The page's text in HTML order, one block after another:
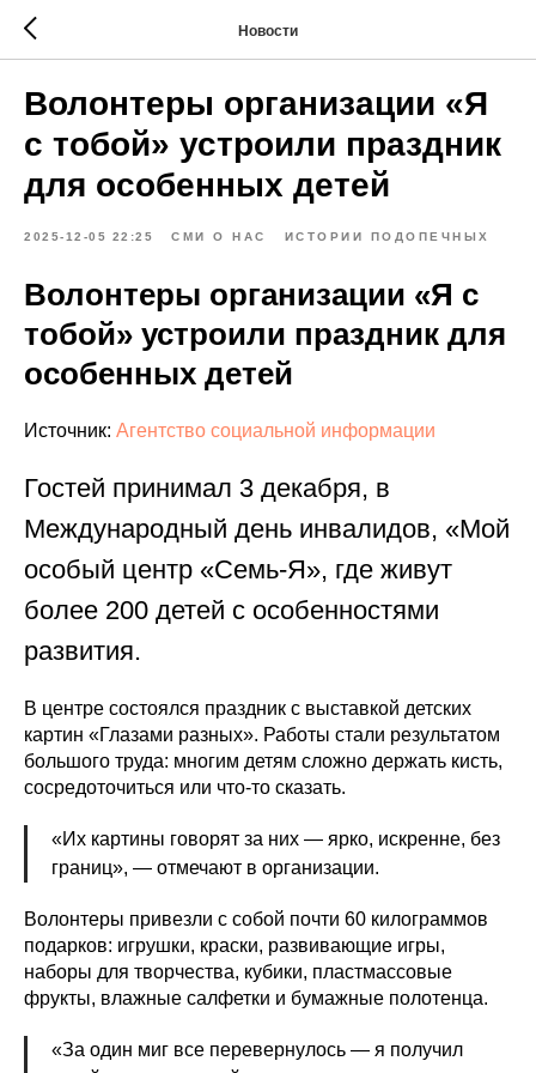
Новости
Волонтеры организации «Я
с тобой» устроили праздник
для особенных детей
2025-12-05 22:25 СМИ О НАС ИСТОРИИ ПОДОПЕЧНЫХ
Волонтеры организации «Я с
тобой» устроили праздник для
особенных детей
Источник: Агентство социальной информации
Гостей принимал 3 декабря, в
Международный день инвалидов, «Мой
особый центр «Семь-Я», где живут
более 200 детей с особенностями
развития.
В центре состоялся праздник с выставкой детских
картин «Глазами разных». Работы стали результатом
большого труда: многим детям сложно держать кисть,
сосредоточиться или что-то сказать.
«Их картины говорят за них — ярко, искренне, без
границ», — отмечают в организации.
Волонтеры привезли с собой почти 60 килограммов
подарков: игрушки, краски, развивающие игры,
наборы для творчества, кубики, пластмассовые
фрукты, влажные салфетки и бумажные полотенца.
«За один миг все перевернулось — я получил